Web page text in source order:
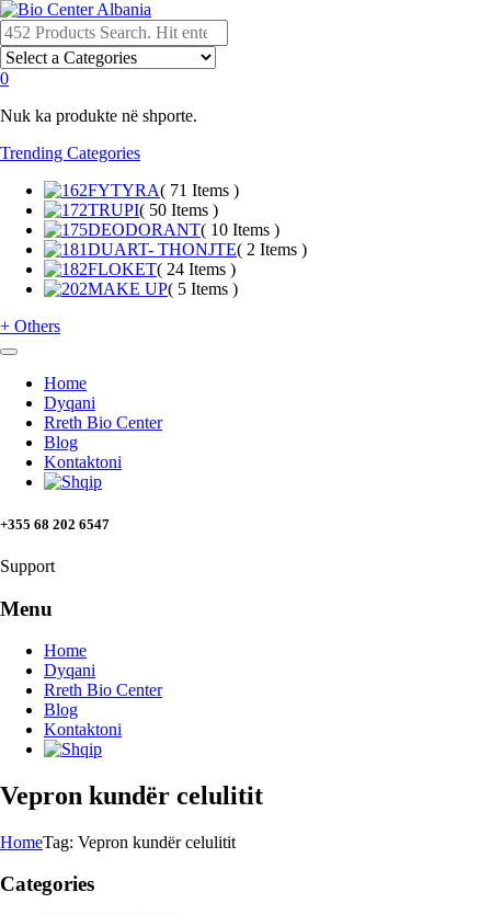
0
Nuk ka produkte në shporte.
Trending Categories
FYTYRA( 71 Items )
TRUPI( 50 Items )
DEODORANT( 10 Items )
DUART- THONJTE( 2 Items )
FLOKET( 24 Items )
MAKE UP( 5 Items )
+ Others
Home
Dyqani
Rreth Bio Center
Blog
Kontaktoni
+355 68 202 6547
Support
Menu
Home
Dyqani
Rreth Bio Center
Blog
Kontaktoni
Vepron kundër celulitit
HomeTag: Vepron kundër celulitit
Categories